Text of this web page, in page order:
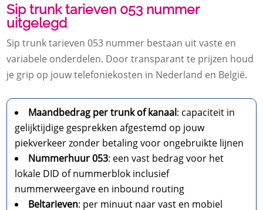
Sip trunk tarieven 053 nummer
uitgelegd
Sip trunk tarieven 053 nummer bestaan uit vaste en
variabele onderdelen.​ Door transparant te prijzen houd
je grip op jouw telefoniekosten in Nederland en België.​
Maandbedrag per trunk of kanaal: capaciteit in
gelijktijdige gesprekken afgestemd op jouw
piekverkeer zonder betaling voor ongebruikte lijnen
Nummerhuur 053: een vast bedrag voor het
lokale DID of nummerblok inclusief
nummerweergave en inbound routing
Beltarieven: per minuut naar vast en mobiel